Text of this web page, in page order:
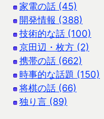
家電の話 (45)
開発情報 (388)
技術的な話 (100)
京田辺・枚方 (2)
携帯の話 (662)
時事的な話題 (150)
将棋の話 (66)
独り言 (89)